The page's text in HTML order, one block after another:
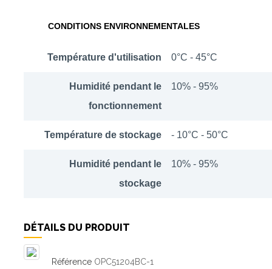
CONDITIONS ENVIRONNEMENTALES
Température d'utilisation 0°C - 45°C
Humidité pendant le
fonctionnement
10% - 95%
Température de stockage - 10°C - 50°C
Humidité pendant le
stockage
10% - 95%
DÉTAILS DU PRODUIT
Référence OPC51204BC-1